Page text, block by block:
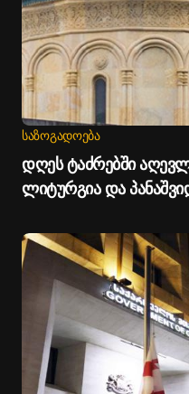
ᲡᲐᲖᲝᲒᲐᲓᲝᲔᲑᲐ
დღეს ტაძრებში
ლიტურგია და